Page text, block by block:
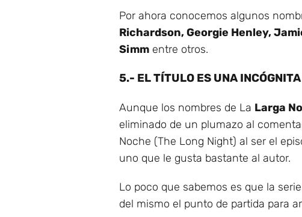
Por ahora conocemos algunos
Richardson, Georgie Henley,
Simm entre otros.
5.- EL TÍTULO ES UNA INCÓGNITA
Aunque los nombres de La Larga
eliminado de un plumazo al
Noche (The Long Night) al ser el
uno que le gusta bastante al autor.
Lo poco que sabemos es que la
del mismo el punto de partida para